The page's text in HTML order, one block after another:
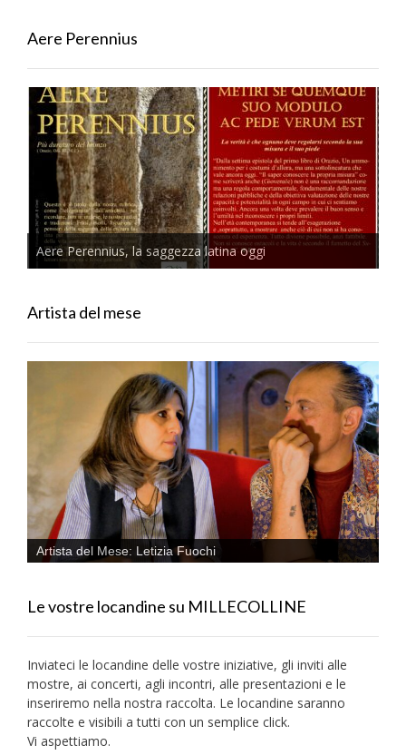
Aere Perennius
Aere Perennius, la saggezza latina oggi
Artista del mese
Artista del Mese: Letizia Fuochi
Le vostre locandine su MILLECOLLINE
Inviateci le locandine delle vostre iniziative, gli inviti alle
mostre, ai concerti, agli incontri, alle presentazioni e le
inseriremo nella nostra raccolta. Le locandine saranno
raccolte e visibili a tutti con un semplice click.
Vi aspettiamo.